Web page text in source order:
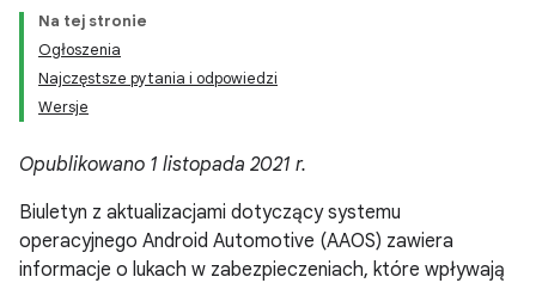
Na tej stronie
Ogłoszenia
Najczęstsze pytania i odpowiedzi
Wersje
Opublikowano 1 listopada 2021 r.
Biuletyn z aktualizacjami dotyczący systemu
operacyjnego Android Automotive (AAOS) zawiera
informacje o lukach w zabezpieczeniach, które wpływają